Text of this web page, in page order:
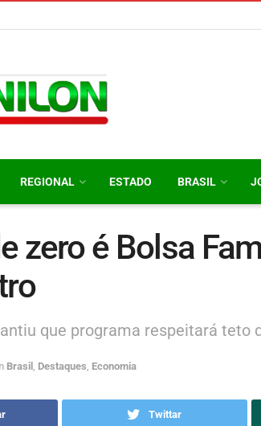
REGIONAL ESTADO BRASIL
zero é Bolsa
que programa respeitará teto
Brasil Destaques Economia
Twittar